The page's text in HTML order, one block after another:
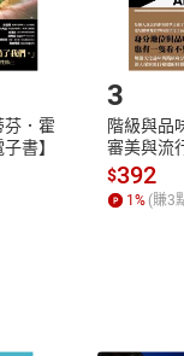
芬．霍
書】
3
階級與品
審美與流
位渴望【
$392
1 % (賺3